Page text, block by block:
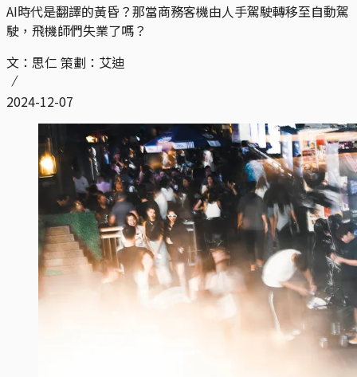
AI時代是翻譯的黃昏？那當商務客機由人手駕駛轉移至自動駕
駛，飛機師們失業了嗎？
文：思仁 策劃：艾迪
2024-12-07